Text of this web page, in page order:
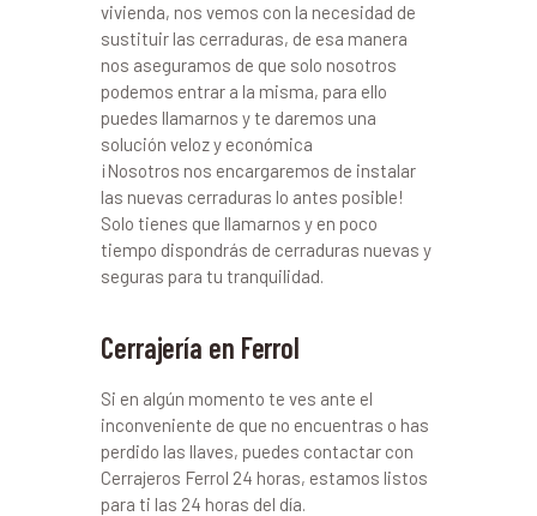
vivienda, nos vemos con la necesidad de
sustituir las cerraduras, de esa manera
nos aseguramos de que solo nosotros
podemos entrar a la misma, para ello
puedes llamarnos y te daremos una
solución veloz y económica
¡Nosotros nos encargaremos de instalar
las nuevas cerraduras lo antes posible!
Solo tienes que llamarnos y en poco
tiempo dispondrás de cerraduras nuevas y
seguras para tu tranquilidad.
Cerrajería en Ferrol
Si en algún momento te ves ante el
inconveniente de que no encuentras o has
perdido las llaves, puedes contactar con
Cerrajeros Ferrol 24 horas, estamos listos
para ti las 24 horas del día.